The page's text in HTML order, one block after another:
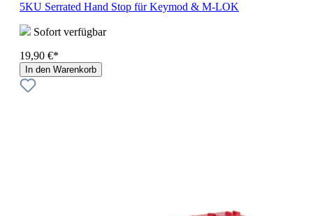
5KU Serrated Hand Stop für Keymod & M-LOK
Sofort verfügbar
19,90 €*
In den Warenkorb